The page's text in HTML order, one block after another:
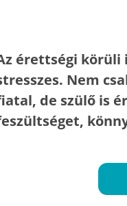
érettségi körüli
Nem
de szülő is